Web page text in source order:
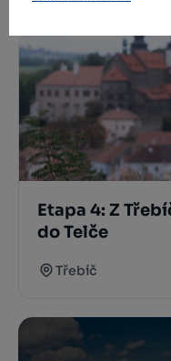
Žďár nad Sázavou
Etapa 4: Z
do Telče
Třebíč